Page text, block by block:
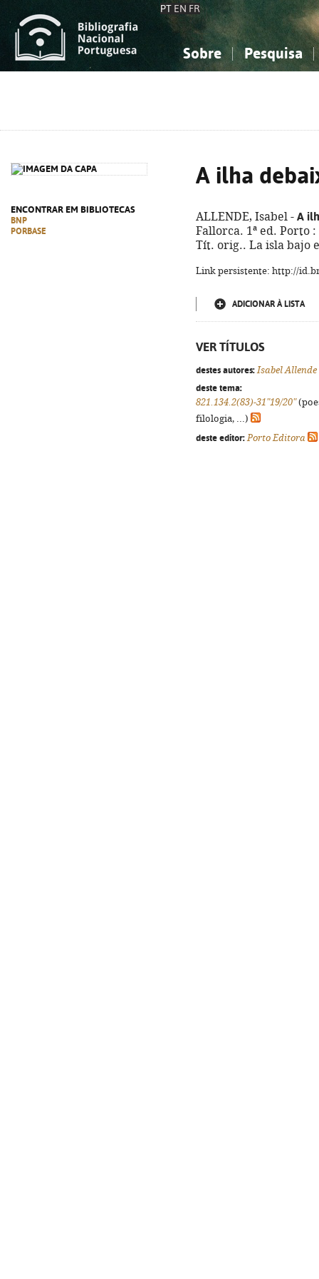
PT EN FR
Sobre Pesquisa
ENCONTRAR EM BIBLIOTECAS
BNP
PORBASE
A ilha
ALLENDE, Isabel - A
Fallorca. 1ª ed. Porto
Tít. orig.. La isla bajo
Link persistente: http://
ADICIONAR À LISTA
VER TÍTULOS
destes autores: Isabel Allende
deste tema:
821.134.2(83)-31"19/20"
filologia, ...)
deste editor: Porto Editora